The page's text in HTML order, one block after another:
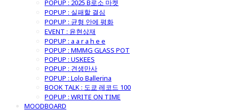
POPUP : 2025 B로소 마켓
POPUP : 실패할 결심
POPUP : 균형 안에 평화
EVENT : 윤현상재
POPUP : a a r a h e e
POPUP : MMMG GLASS POT
POPUP : USKEES
POPUP : 견생만사
POPUP : Lolo Ballerina
BOOK TALK : 도쿄 레코드 100
POPUP : WRITE ON TIME
MOODBOARD